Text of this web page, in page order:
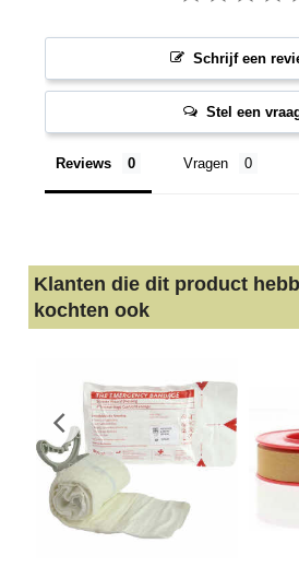
Schrijf een
Stel een
Reviews Vragen
Klanten die dit product
kochten ook